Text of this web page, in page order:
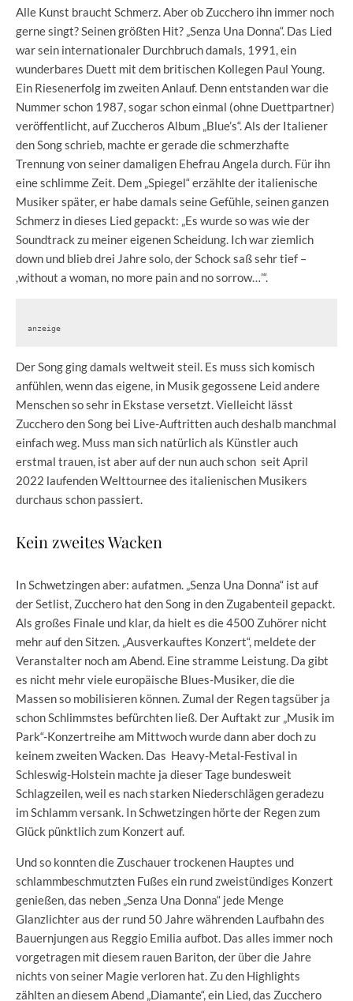
Alle Kunst braucht Schmerz. Aber ob Zucchero ihn immer noch
gerne singt? Seinen größten Hit? „Senza Una Donna“. Das Lied
war sein internationaler Durchbruch damals, 1991, ein
wunderbares Duett mit dem britischen Kollegen Paul Young.
Ein Riesenerfolg im zweiten Anlauf. Denn entstanden war die
Nummer schon 1987, sogar schon einmal (ohne Duettpartner)
veröffentlicht, auf Zuccheros Album „Blue’s“. Als der Italiener
den Song schrieb, machte er gerade die schmerzhafte
Trennung von seiner damaligen Ehefrau Angela durch. Für ihn
eine schlimme Zeit. Dem „Spiegel“ erzählte der italienische
Musiker später, er habe damals seine Gefühle, seinen ganzen
Schmerz in dieses Lied gepackt: „Es wurde so was wie der
Soundtrack zu meiner eigenen Scheidung. Ich war ziemlich
down und blieb drei Jahre solo, der Schock saß sehr tief –
,without a woman, no more pain and no sorrow…’“.
anzeige
Der Song ging damals weltweit steil. Es muss sich komisch
anfühlen, wenn das eigene, in Musik gegossene Leid andere
Menschen so sehr in Ekstase versetzt. Vielleicht lässt
Zucchero den Song bei Live-Auftritten auch deshalb manchmal
einfach weg. Muss man sich natürlich als Künstler auch
erstmal trauen, ist aber auf der nun auch schon seit April
2022 laufenden Welttournee des italienischen Musikers
durchaus schon passiert.
Kein zweites Wacken
In Schwetzingen aber: aufatmen. „Senza Una Donna“ ist auf
der Setlist, Zucchero hat den Song in den Zugabenteil gepackt.
Als großes Finale und klar, da hielt es die 4500 Zuhörer nicht
mehr auf den Sitzen. „Ausverkauftes Konzert“, meldete der
Veranstalter noch am Abend. Eine stramme Leistung. Da gibt
es nicht mehr viele europäische Blues-Musiker, die die
Massen so mobilisieren können. Zumal der Regen tagsüber ja
schon Schlimmstes befürchten ließ. Der Auftakt zur „Musik im
Park“-Konzertreihe am Mittwoch wurde dann aber doch zu
keinem zweiten Wacken. Das Heavy-Metal-Festival in
Schleswig-Holstein machte ja dieser Tage bundesweit
Schlagzeilen, weil es nach starken Niederschlägen geradezu
im Schlamm versank. In Schwetzingen hörte der Regen zum
Glück pünktlich zum Konzert auf.
Und so konnten die Zuschauer trockenen Hauptes und
schlammbeschmutzten Fußes ein rund zweistündiges Konzert
genießen, das neben „Senza Una Donna“ jede Menge
Glanzlichter aus der rund 50 Jahre währenden Laufbahn des
Bauernjungen aus Reggio Emilia aufbot. Das alles immer noch
vorgetragen mit diesem rauen Bariton, der über die Jahre
nichts von seiner Magie verloren hat. Zu den Highlights
zählten an diesem Abend „Diamante“, ein Lied, das Zucchero